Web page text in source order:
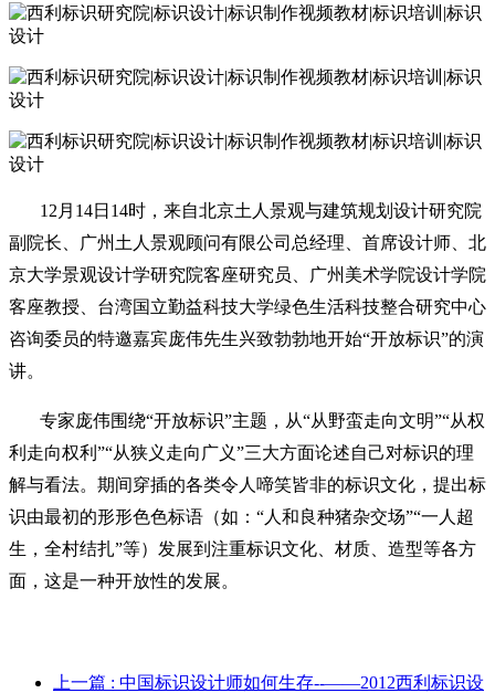
12月14日14时，来自北京土人景观与建筑规划设计研究院
副院长
广州土人景观顾问有限公司总经理、首席设计师
北
京大学景观设计学研究院客座研究员
广州美术学院设计学院
客座教授
台湾国立勤益科技大学绿色生活科技整合研究中心
咨询委员的特邀嘉宾庞伟先生兴致勃勃地开始“开放标识”的演
讲。
专家庞伟围绕“开放标识”主题，从“从野蛮走向文明”“从权
利走向权利”“从狭义走向广义”三大方面论述自己对标识的理
解与看法。期间穿插的各类令人啼笑皆非的标识文化，提出标
识由最初的形形色色标语（如：“人和良种猪杂交场”“一人超
生，全村结扎”等）发展到注重标识文化、材质、造型等各方
面，这是一种开放性的发展。
上一篇 : 中国标识设计师如何生存--——2012西利标识设